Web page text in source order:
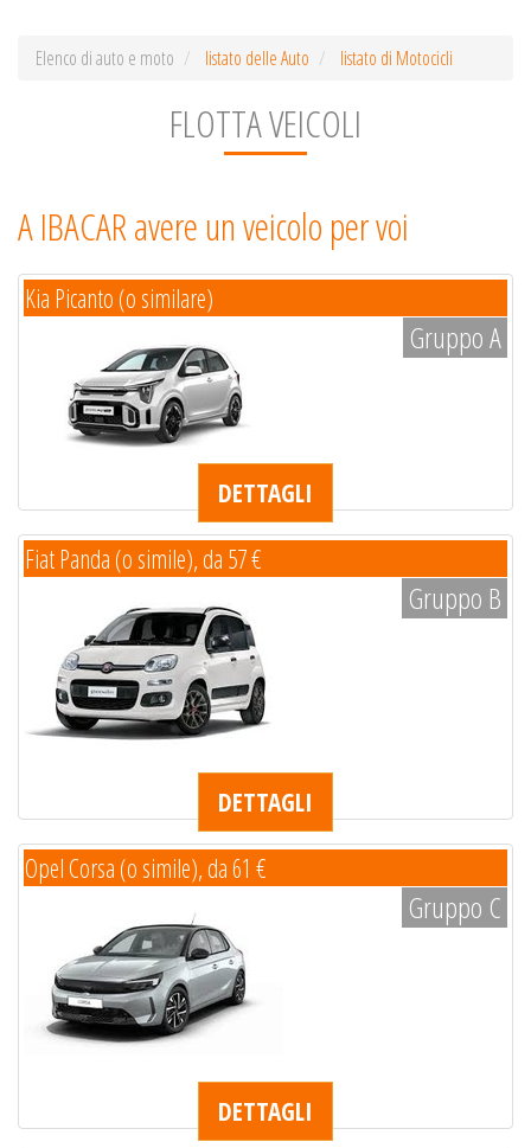
Elenco di auto e moto listato delle Auto listato di Motocicli
FLOTTA VEICOLI
A IBACAR avere un veicolo per voi
Kia Picanto (o similare)
Gruppo A
DETTAGLI
Fiat Panda (o simile), da 57 €
Gruppo B
DETTAGLI
Opel Corsa (o simile), da 61 €
Gruppo C
DETTAGLI